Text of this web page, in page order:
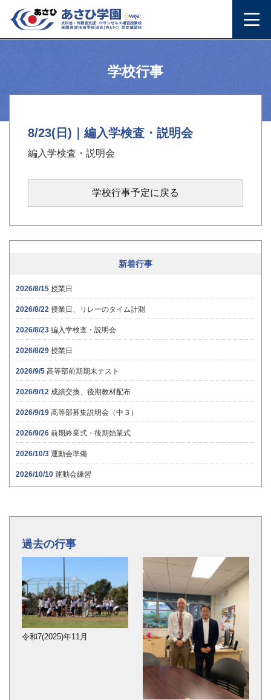
学校行事
8/23(日)｜編入学検査・説明会
編入学検査・説明会
学校行事予定に戻る
新着行事
2026/8/15 授業日
2026/8/22 授業日、リレーのタイム計測
2026/8/23 編入学検査・説明会
2026/8/29 授業日
2026/9/5 高等部前期期末テスト
2026/9/12 成績交換、後期教材配布
2026/9/19 高等部募集説明会（中３）
2026/9/26 前期終業式・後期始業式
2026/10/3 運動会準備
2026/10/10 運動会練習
過去の行事
令和7(2025)年11月